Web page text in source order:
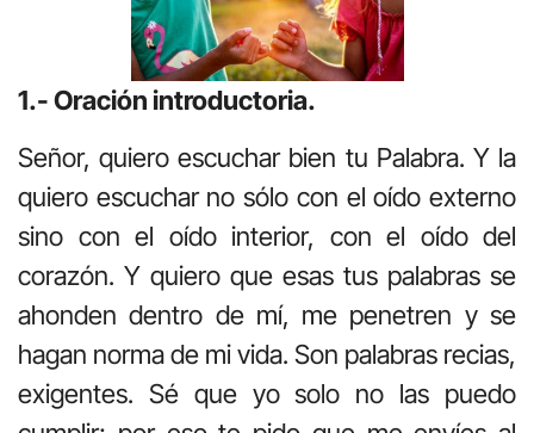
1.- Oración introductoria.
Señor, quiero escuchar bien tu Palabra. Y la
quiero escuchar no sólo con el oído externo
sino con el oído interior, con el oído del
corazón. Y quiero que esas tus palabras se
ahonden dentro de mí, me penetren y se
hagan norma de mi vida. Son palabras recias,
exigentes. Sé que yo solo no las puedo